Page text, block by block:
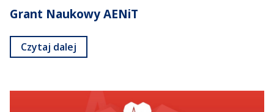
Grant Naukowy AENiT
Czytaj dalej